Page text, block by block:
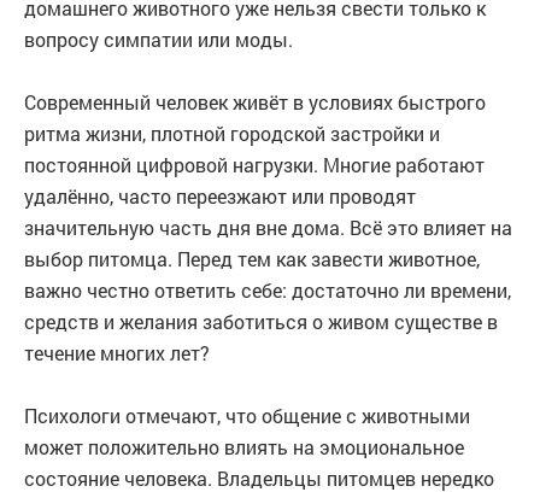
домашнего животного уже нельзя свести только к
вопросу симпатии или моды.
Современный человек живёт в условиях быстрого
ритма жизни, плотной городской застройки и
постоянной цифровой нагрузки. Многие работают
удалённо, часто переезжают или проводят
значительную часть дня вне дома. Всё это влияет на
выбор питомца. Перед тем как завести животное,
важно честно ответить себе: достаточно ли времени,
средств и желания заботиться о живом существе в
течение многих лет?
Психологи отмечают, что общение с животными
может положительно влиять на эмоциональное
состояние человека. Владельцы питомцев нередко